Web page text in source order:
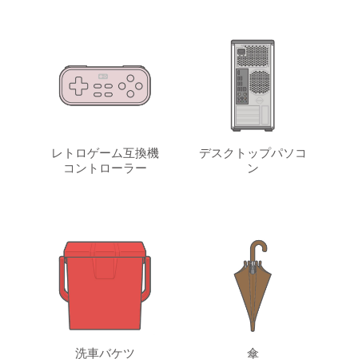
レトロゲーム互換機
コントローラー
デスクトップパソコ
ン
洗車バケツ 傘